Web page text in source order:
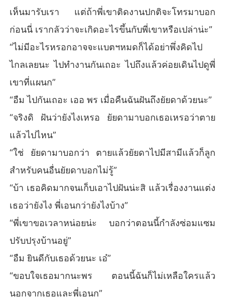
เห็นมารับเรา แต่ถ้าพี่เขาติดงานปกติจะโทรมาบอก
ก่อนนี่ เรากลัวว่าจะเกิดอะไรขึ้นกับพี่เขาหรือเปล่าน่ะ”
“ไม่มีอะไรหรอกอาจจะแบตฯหมดก็ได้อย่าพึ่งคิดไป
ไกลเลยนะ ไปทำงานกันเถอะ ไปถึงแล้วค่อยเดินไปดูพี่
เขาที่แผนก”
“อืม ไปกันเถอะ เออ พร เมื่อคืนฉันฝันถึงยัยดาด้วยนะ”
“จริงดิ ฝันว่ายังไงเหรอ ยัยดามาบอกเธอเหรอว่าตาย
แล้วไปไหน”
“ใช่ ยัยดามาบอกว่า ตายแล้วยัยดาไปมีสามีแล้วก็ลูก
สำหรับคนอื่นยัยดาบอกไม่รู้”
“บ้า เธอคิดมากจนเก็บเอาไปฝันน่ะสิ แล้วเรื่องงานแต่ง
เธอว่ายังไง พี่เอนกว่ายังไงบ้าง”
“พี่เขาขอเวลาหน่อยน่ะ บอกว่าตอนนี้กำลังซ่อมแซม
ปรับปรุงบ้านอยู่”
“อืม ยินดีกับเธอด้วยนะ เอ๋”
“ขอบใจเธอมากนะพร ตอนนี้ฉันก็ไม่เหลือใครแล้ว
นอกจากเธอและพี่เอนก”